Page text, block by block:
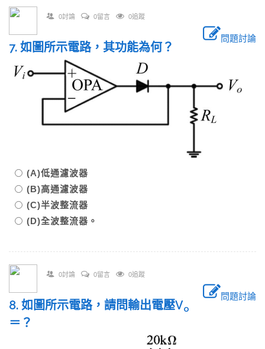
0討論 0留言 0追蹤
問題討論
7. 如圖所示電路，其功能為何？
(A)低通濾波器
(B)高通濾波器
(C)半波整流器
(D)全波整流器。
0討論 0留言 0追蹤
問題討論
8. 如圖所示電路，請問輸出電壓Vo
＝？